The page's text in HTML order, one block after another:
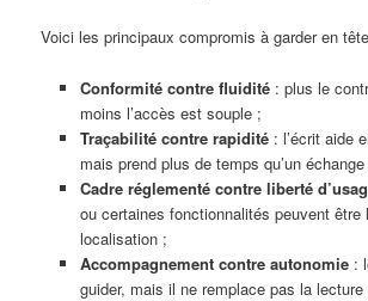
Voici les principaux compromis à garder en
Conformité contre fluidité: plus le
moins l’accès est souple ;
Traçabilité contre rapidité: l’écrit aide
mais prend plus de temps qu’un
Cadre réglementé contre liberté
ou certaines fonctionnalités peuvent être
localisation ;
Accompagnement contre autonomie:
guider, mais il ne remplace pas la